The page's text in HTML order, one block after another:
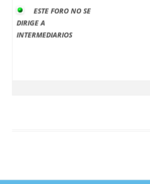
ESTE FORO NO SE
DIRIGE A
INTERMEDIARIOS